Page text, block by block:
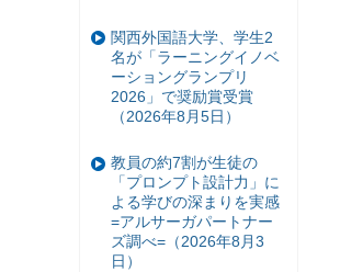
関西外国語大学、学生2
名が「ラーニングイノベ
ーショングランプリ
2026」で奨励賞受賞
（2026年8月5日）
教員の約7割が生徒の
「プロンプト設計力」に
よる学びの深まりを実感
=アルサーガパートナー
ズ調べ=（2026年8月3
日）